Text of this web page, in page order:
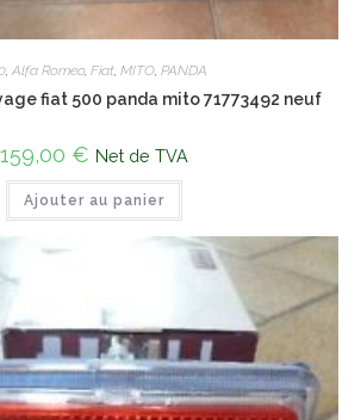
, Alfa Romeo, Fiat, MITO, PANDA
fiat 500 panda mito 71773492 neuf
159,00 € Net de TVA
Ajouter au panier